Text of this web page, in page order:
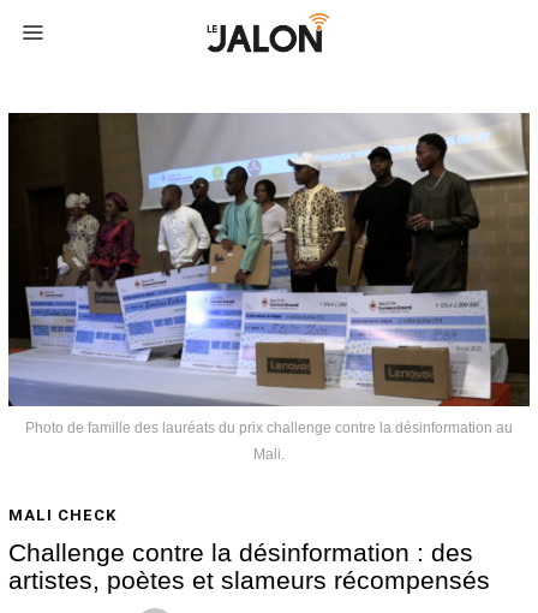
Photo de famille des lauréats du prix challenge contre la désinformation au
Mali.
MALI CHECK
Challenge contre la désinformation : des
artistes, poètes et slameurs récompensés